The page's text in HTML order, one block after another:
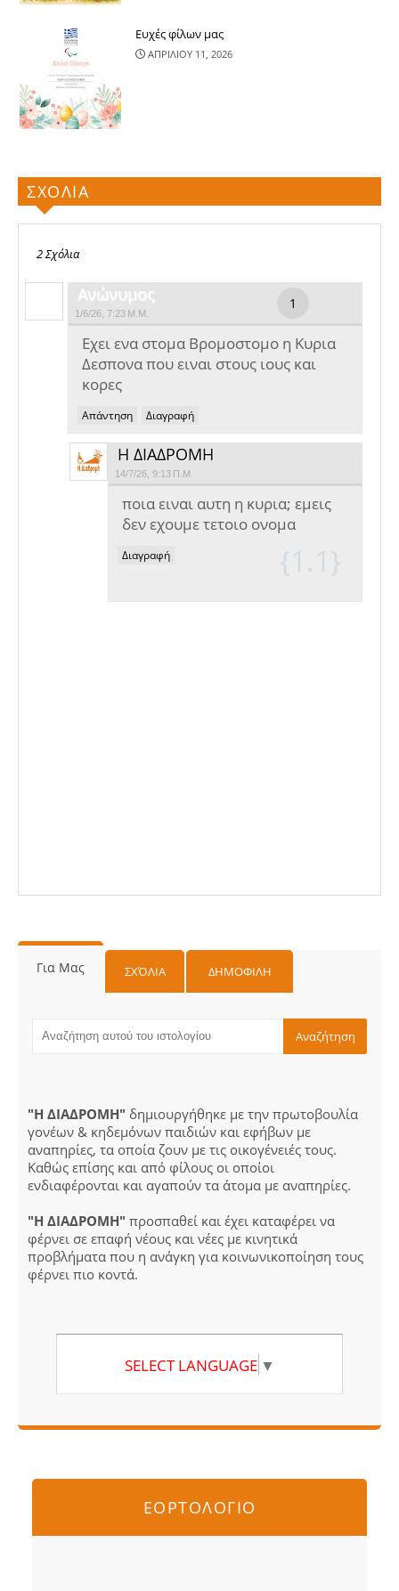
Ευχές φίλων μας
ΑΠΡΙΛΙΟΥ 11, 2026
ΣΧΟΛΙΑ
2 Σχόλια
Ανώνυμος
1/6/26, 7:23 Μ.Μ.
Εχει ενα στομα Βρομοστομο η Κυρια
Δεσπονα που ειναι στους ιους και
κορες
Απάντηση Διαγραφή
Η ΔΙΑΔΡΟΜΗ
14/7/26, 9:13 Π.Μ.
ποια ειναι αυτη η κυρια; εμεις
δεν εχουμε τετοιο ονομα
Διαγραφή
Για Μας ΣΧΌΛΙΑ ΔΗΜΟΦΙΛΗ
"Η ΔΙΑΔΡΟΜΗ" δημιουργήθηκε με την πρωτοβουλία
γονέων & κηδεμόνων παιδιών και εφήβων με
αναπηρίες, τα οποία ζουν με τις οικογένειές τους.
Καθώς επίσης και από φίλους οι οποίοι
ενδιαφέρονται και αγαπούν τα άτομα με αναπηρίες.
"Η ΔΙΑΔΡΟΜΗ" προσπαθεί και έχει καταφέρει να
φέρνει σε επαφή νέους και νέες με κινητικά
προβλήματα που η ανάγκη για κοινωνικοποίηση τους
φέρνει πιο κοντά.
SELECT LANGUAGE ▼
ΕΟΡΤΟΛΟΓΙΟ